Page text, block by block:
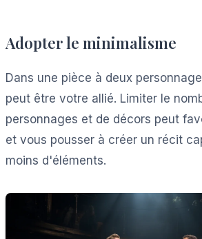
Adopter le minimalisme
Dans une pièce à deux
peut être votre allié. Limiter le
personnages et de décors peut
et vous pousser à créer un récit
moins d'éléments.